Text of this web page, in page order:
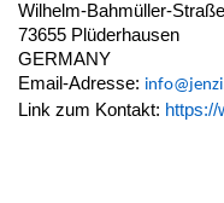
Wilhelm-Bahmüller-
73655 Plüderhausen
GERMANY
Email-Adresse:
Link zum Kontakt: